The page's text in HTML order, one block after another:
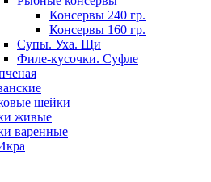
Консервы 240 гр.
Консервы 160 гр.
Супы. Уха. Щи
Филе-кусочки. Суфле
шейки
живые
варенные